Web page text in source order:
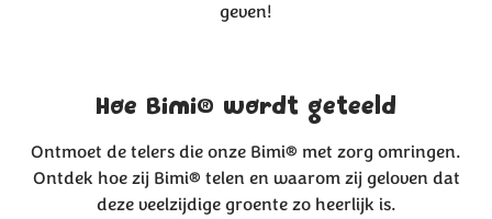
geven!
Hoe Bimi® wordt geteeld
Ontmoet de telers die onze Bimi® met zorg omringen.
Ontdek hoe zij Bimi® telen en waarom zij geloven dat
deze veelzijdige groente zo heerlijk is.